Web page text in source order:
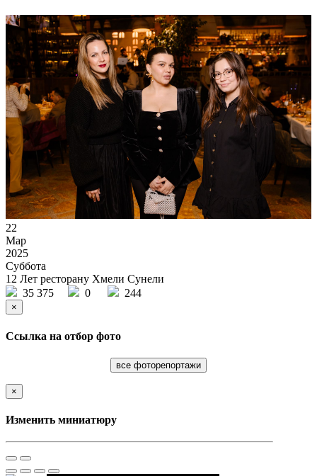
22
Мар
2025
Суббота
12 Лет ресторану Хмели Сунели
35 375
0 244
×
Ссылка на отбор фото
все фоторепортажи
×
Изменить миниатюру